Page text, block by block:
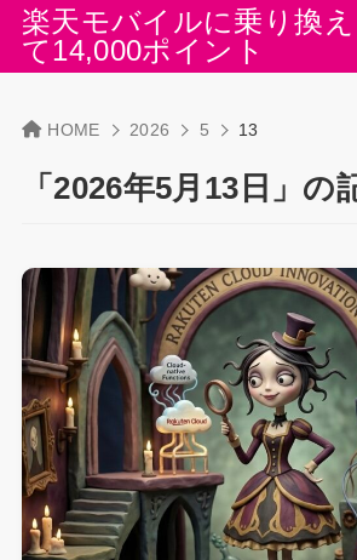
楽天モバイルに乗り換え
て14,000ポイント
HOME 2026 5 13
「2026年5月13日」の